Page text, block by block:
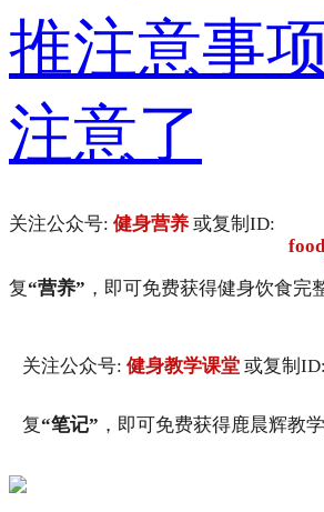
推注意事
注意了
关注公众号: 健身营养 或复制ID:
复“营养” ，即可免费获得健身饮食完
关注公众号: 健身教学课堂 或复制ID:
复“笔记” ，即可免费获得鹿晨辉教学